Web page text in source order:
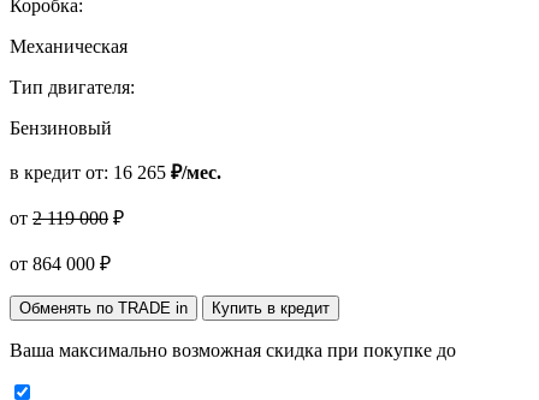
Коробка:
Механическая
Тип двигателя:
Бензиновый
в кредит от: 16 265 ₽/мес.
от 2 119 000 ₽
от 864 000 ₽
Обменять по TRADE in Купить в кредит
Ваша максимально возможная скидка при покупке до